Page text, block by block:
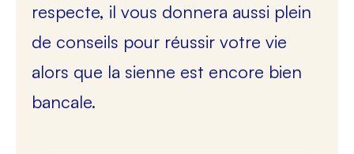
respecte, il vous donnera aussi plein
de conseils pour réussir votre vie
alors que la sienne est encore bien
bancale.